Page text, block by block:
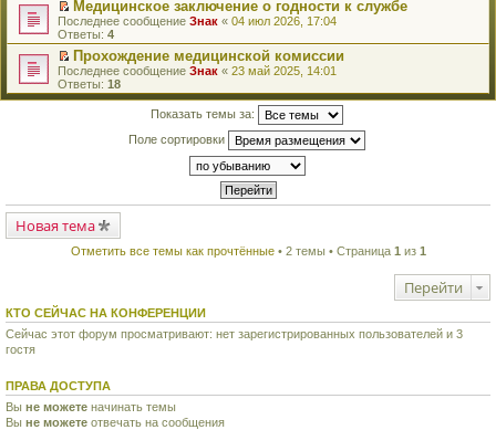
м
у
н
е
п
р
о
ч
у
с
о
о
и
ю
п
е
р
в
о
м
у
н
а
н
н
о
о
б
щ
и
ю
П
е
р
й
т
и
у
н
е
п
р
т
а
н
у
с
о
Медицинское заключение о годности к службе
Последнее сообщение Знак « 04 июл 2026, 17:04
Ответы: 4
П
е
р
в
о
м
у
р
о
ч
н
н
о
м
Прохождение медицинской комиссии
Последнее сообщение Знак « 23 май 2025, 14:01
Ответы: 18
Показать темы за:
Поле сортировки
Новая тема
Отметить все темы как прочтённые• 2 темы • Страница 1 из 1
Перейти
КТО СЕЙЧАС НА КОНФЕРЕНЦИИ
Сейчас этот форум просматривают: нет зарегистрированных пользователей и 3
гостя
ПРАВА ДОСТУПА
Вы не можете начинать темы
Вы не можете отвечать на сообщения